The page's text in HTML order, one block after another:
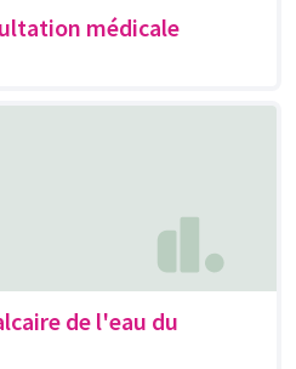
médicale
de l'eau du